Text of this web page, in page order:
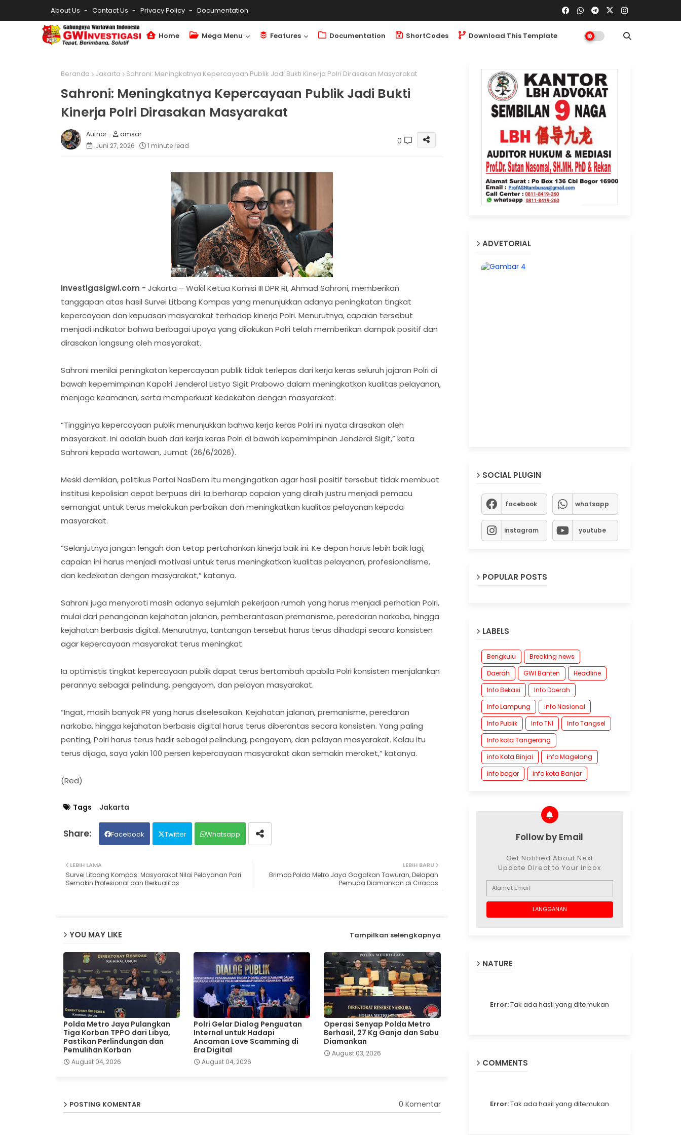
About Us Contact Us Privacy Policy Documentation
Home Mega Menu Features Documentation ShortCodes Download This Template
Beranda Jakarta Sahroni: Meningkatnya Kepercayaan Publik Jadi Bukti Kinerja Polri Dirasakan Masyarakat
Sahroni: Meningkatnya Kepercayaan Publik Jadi Bukti
Kinerja Polri Dirasakan Masyarakat
amsar
Juni 27, 2026
1 minute read 0
Investigasigwi.com - Jakarta – Wakil Ketua Komisi III DPR RI, Ahmad Sahroni, memberikan
tanggapan atas hasil Survei Litbang Kompas yang menunjukkan adanya peningkatan tingkat
kepercayaan dan kepuasan masyarakat terhadap kinerja Polri. Menurutnya, capaian tersebut
menjadi indikator bahwa berbagai upaya yang dilakukan Polri telah memberikan dampak positif dan
dirasakan langsung oleh masyarakat.
Sahroni menilai peningkatan kepercayaan publik tidak terlepas dari kerja keras seluruh jajaran Polri di
bawah kepemimpinan Kapolri Jenderal Listyo Sigit Prabowo dalam meningkatkan kualitas pelayanan,
menjaga keamanan, serta memperkuat kedekatan dengan masyarakat.
“Tingginya kepercayaan publik menunjukkan bahwa kerja keras Polri ini nyata dirasakan oleh
masyarakat. Ini adalah buah dari kerja keras Polri di bawah kepemimpinan Jenderal Sigit,” kata
Sahroni kepada wartawan, Jumat (26/6/2026).
Meski demikian, politikus Partai NasDem itu mengingatkan agar hasil positif tersebut tidak membuat
institusi kepolisian cepat berpuas diri. Ia berharap capaian yang diraih justru menjadi pemacu
semangat untuk terus melakukan perbaikan dan meningkatkan kualitas pelayanan kepada
masyarakat.
“Selanjutnya jangan lengah dan tetap pertahankan kinerja baik ini. Ke depan harus lebih baik lagi,
capaian ini harus menjadi motivasi untuk terus meningkatkan kualitas pelayanan, profesionalisme,
dan kedekatan dengan masyarakat,” katanya.
Sahroni juga menyoroti masih adanya sejumlah pekerjaan rumah yang harus menjadi perhatian Polri,
mulai dari penanganan kejahatan jalanan, pemberantasan premanisme, peredaran narkoba, hingga
kejahatan berbasis digital. Menurutnya, tantangan tersebut harus terus dihadapi secara konsisten
agar kepercayaan masyarakat terus meningkat.
Ia optimistis tingkat kepercayaan publik dapat terus bertambah apabila Polri konsisten menjalankan
perannya sebagai pelindung, pengayom, dan pelayan masyarakat.
“Ingat, masih banyak PR yang harus diselesaikan. Kejahatan jalanan, premanisme, peredaran
narkoba, hingga kejahatan berbasis digital harus terus diberantas secara konsisten. Yang paling
penting, Polri harus terus hadir sebagai pelindung, pengayom, dan pelayan masyarakat. Kalau itu
terus dijaga, saya yakin 100 persen kepercayaan masyarakat akan semakin meroket,” katanya.
(Red)
Tags Jakarta
Facebook Twitter Whatsapp
LEBIH BARU
Brimob Polda Metro Jaya Gagalkan Tawuran, Delapan
Pemuda Diamankan di Ciracas
LEBIH LAMA
Survei Litbang Kompas: Masyarakat Nilai Pelayanan Polri
Semakin Profesional dan Berkualitas
YOU MAY LIKE Tampilkan selengkapnya
Polda Metro Jaya Pulangkan
Tiga Korban TPPO dari Libya,
Pastikan Perlindungan dan
Pemulihan Korban
August 04, 2026
Polri Gelar Dialog Penguatan
Internal untuk Hadapi
Ancaman Love Scamming di
Era Digital
August 04, 2026
Operasi Senyap Polda Metro
Berhasil, 27 Kg Ganja dan Sabu
Diamankan
August 03, 2026
POSTING KOMENTAR 0 Komentar
ADVETORIAL
SOCIAL PLUGIN
facebook whatsapp
instagram youtube
POPULAR POSTS
LABELS
Bengkulu
Breaking news
Daerah
GWI Banten
Headline
Info Bekasi
Info Daerah
Info Lampung
Info Nasional
Info Publik
Info TNI
Info Tangsel
Info kota Tangerang
info Kota Binjai
info Magelang
info bogor
info kota Banjar
Follow by Email
Get Notified About Next
Update Direct to Your inbox
NATURE
Error:Tak ada hasil yang ditemukan
COMMENTS
Error:Tak ada hasil yang ditemukan